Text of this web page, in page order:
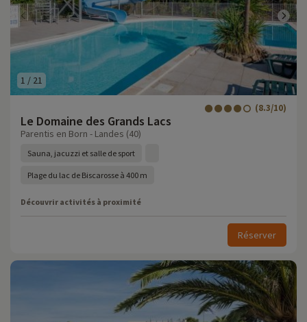
1 / 21
Le Domaine des Grands Lacs
(8.3/10)
Parentis en Born - Landes (40)
Sauna, jacuzzi et salle de sport
Plage du lac de Biscarosse à 400 m
Découvrir activités à proximité
Réserver